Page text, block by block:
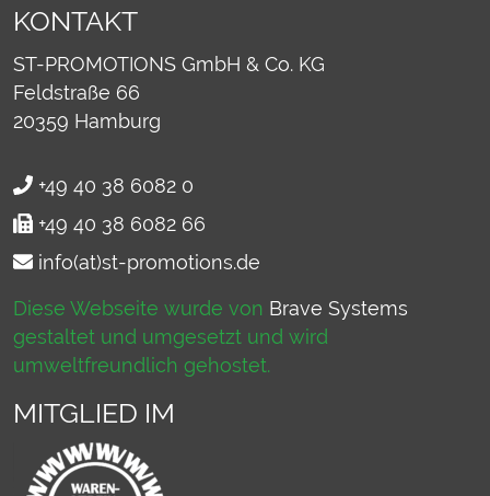
KONTAKT
ST-PROMOTIONS GmbH & Co. KG
Feldstraße 66
20359 Hamburg
+49 40 38 6082 0
+49 40 38 6082 66
info(at)st-promotions.de
Diese Webseite wurde von Brave Systems
gestaltet und umgesetzt und wird
umweltfreundlich gehostet.
MITGLIED IM